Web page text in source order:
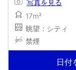
写真を見る
17m²
眺望：シティ
禁煙
日付